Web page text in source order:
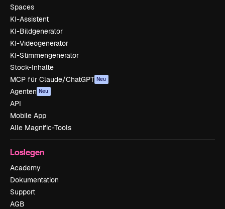
Spaces
KI-Assistent
KI-Bildgenerator
KI-Videogenerator
KI-Stimmengenerator
Stock-Inhalte
MCP für Claude/ChatGPT Neu
Agenten Neu
API
Mobile App
Alle Magnific-Tools
Loslegen
Academy
Dokumentation
Support
AGB